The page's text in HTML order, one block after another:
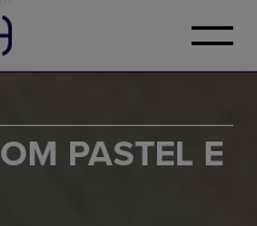
PASTEL E